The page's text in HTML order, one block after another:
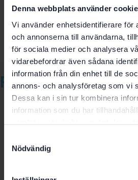
Denna webbplats använder
Vi använder enhetsidentifierare för
och annonserna till användarna,
för sociala medier och analysera
vidarebefordrar även sådana
information från din enhet till de
annons- och analysföretag som vi
Dessa kan i sin tur kombinera
information som du har
Nödvändig
Systainer³ SYS-STF D150 GR-Set”
Relaterade
Festool
Systainer SE-